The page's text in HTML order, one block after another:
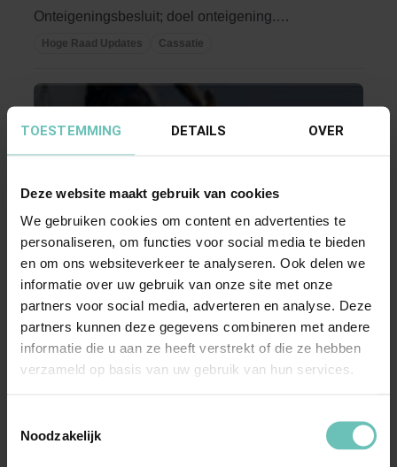
TOESTEMMING DETAILS OVER
Deze website maakt gebruik van cookies
We gebruiken cookies om content en advertenties te
personaliseren, om functies voor social media te bieden
en om ons websiteverkeer te analyseren. Ook delen we
informatie over uw gebruik van onze site met onze
partners voor social media, adverteren en analyse. Deze
partners kunnen deze gegevens combineren met andere
informatie die u aan ze heeft verstrekt of die ze hebben
verzameld op basis van uw gebruik van hun services.
Noodzakelijk
Onteigeningsbesluit; doel onteigening.
Vergoeding ...
Hoge Raad Updates Cassatie
06 OKTOBER 2015
Uitspraak Hoge Raad: verzoek tot aanmerken
van ‘samenwoner’ als huurder
(ECLI:NL:HR:2015:525, 14 augustus 2015, nr.
Huurrecht. Verzoek tot aanmerken van